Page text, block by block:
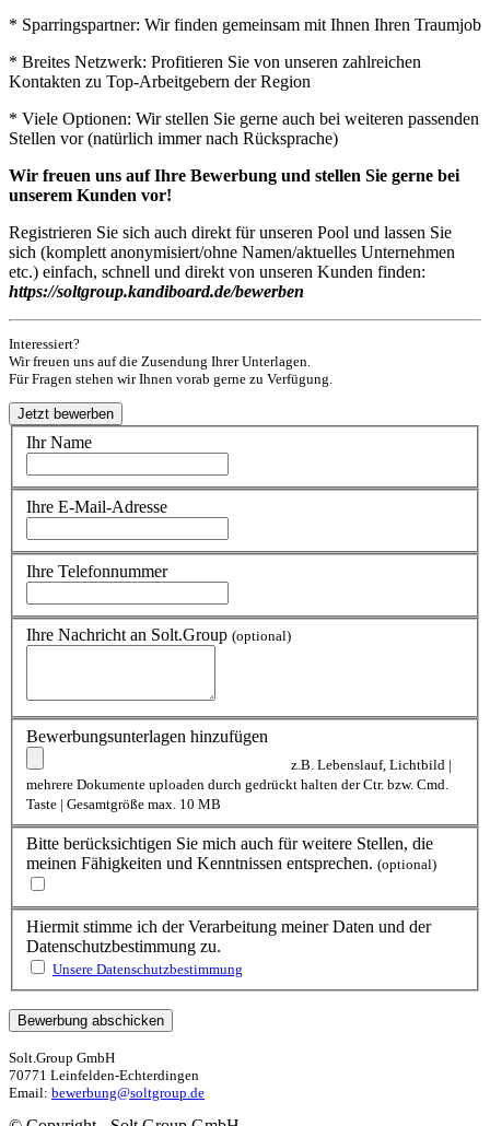
* Sparringspartner: Wir finden gemeinsam mit Ihnen Ihren Traumjob
* Breites Netzwerk: Profitieren Sie von unseren zahlreichen
Kontakten zu Top-Arbeitgebern der Region
* Viele Optionen: Wir stellen Sie gerne auch bei weiteren passenden
Stellen vor (natürlich immer nach Rücksprache)
Wir freuen uns auf Ihre Bewerbung und stellen Sie gerne bei
unserem Kunden vor!
Registrieren Sie sich auch direkt für unseren Pool und lassen Sie
sich (komplett anonymisiert/ohne Namen/aktuelles Unternehmen
etc.) einfach, schnell und direkt von unseren Kunden finden:
https://soltgroup.kandiboard.de/bewerben
Interessiert?
Wir freuen uns auf die Zusendung Ihrer Unterlagen.
Für Fragen stehen wir Ihnen vorab gerne zu Verfügung.
Ihr Name
Ihre E-Mail-Adresse
Ihre Telefonnummer
Ihre Nachricht an Solt.Group (optional)
Bewerbungsunterlagen hinzufügen
z.B. Lebenslauf, Lichtbild |
mehrere Dokumente uploaden durch gedrückt halten der Ctr. bzw. Cmd.
Taste | Gesamtgröße max. 10 MB
Bitte berücksichtigen Sie mich auch für weitere Stellen, die
meinen Fähigkeiten und Kenntnissen entsprechen. (optional)
Hiermit stimme ich der Verarbeitung meiner Daten und der
Datenschutzbestimmung zu.
Unsere Datenschutzbestimmung
Solt.Group GmbH
70771 Leinfelden-Echterdingen
Email: bewerbung@soltgroup.de